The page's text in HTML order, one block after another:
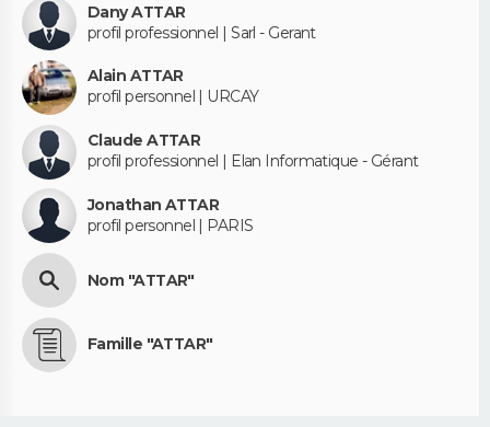
Dany ATTAR
profil professionnel | Sarl - Gerant
Alain ATTAR
profil personnel | URCAY
Claude ATTAR
profil professionnel | Elan Informatique - Gérant
Jonathan ATTAR
profil personnel | PARIS
Nom "ATTAR"
Famille "ATTAR"